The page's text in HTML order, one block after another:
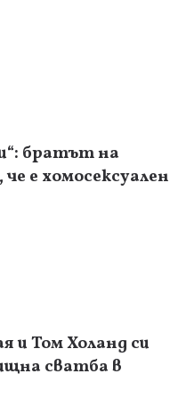
братът на
е хомосексуален
и Том Холанд си
сватба в